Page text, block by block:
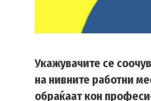
Укажувачите се
на нивните работни
обраќаат кон